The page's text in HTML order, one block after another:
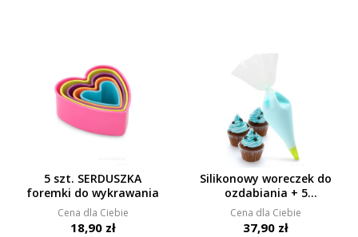
5 szt. SERDUSZKA
foremki do wykrawania
Cena dla Ciebie
18,90 zł
Silikonowy woreczek do
ozdabiania + 5
końcówek, PROFI-
CREAM
Cena dla Ciebie
37,90 zł